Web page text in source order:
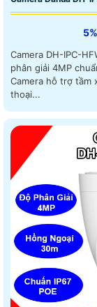
Camera DH-IPC-
phân giải 4MP
Camera hỗ trợ tầm
thoại...